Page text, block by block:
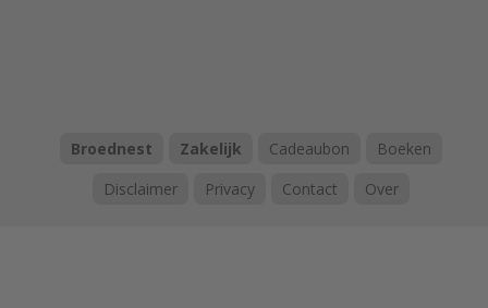
Broednest Zakelijk Cadeaubon
Boeken
Disclaimer
Privacy Contact Over